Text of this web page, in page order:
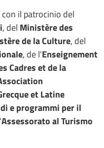
il patrocinio del
, del Ministère des
de la Culture, del
, de l'Enseignement
Cadres et de la
et Latine
e programmi per il
Assessorato al Turismo